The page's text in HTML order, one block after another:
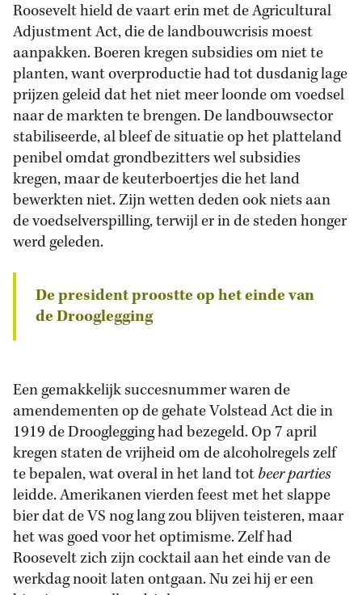
Roosevelt hield de vaart erin met de Agricultural
Adjustment Act, die de landbouwcrisis moest
aanpakken. Boeren kregen subsidies om niet te
planten, want overproductie had tot dusdanig lage
prijzen geleid dat het niet meer loonde om voedsel
naar de markten te brengen. De landbouwsector
stabiliseerde, al bleef de situatie op het platteland
penibel omdat grondbezitters wel subsidies
kregen, maar de keuterboertjes die het land
bewerkten niet. Zijn wetten deden ook niets aan
de voedselverspilling, terwijl er in de steden honger
werd geleden.
De president proostte op het einde van
de Drooglegging
Een gemakkelijk succesnummer waren de
amendementen op de gehate Volstead Act die in
1919 de Drooglegging had bezegeld. Op 7 april
kregen staten de vrijheid om de alcoholregels zelf
te bepalen, wat overal in het land totbeer parties
leidde. Amerikanen vierden feest met het slappe
bier dat de VS nog lang zou blijven teisteren, maar
het was goed voor het optimisme. Zelf had
Roosevelt zich zijn cocktail aan het einde van de
werkdag nooit laten ontgaan. Nu zei hij er een